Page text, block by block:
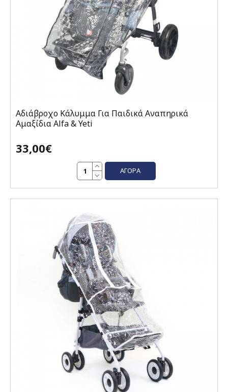
Αδιάβροχο Κάλυμμα Για Παιδικά Αναπηρικά
Αμαξίδια Alfa & Yeti
33,00€
ΑΓΟΡΆ